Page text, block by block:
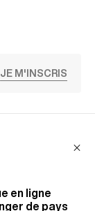
JE M'INSCRIS
en ligne
de pays